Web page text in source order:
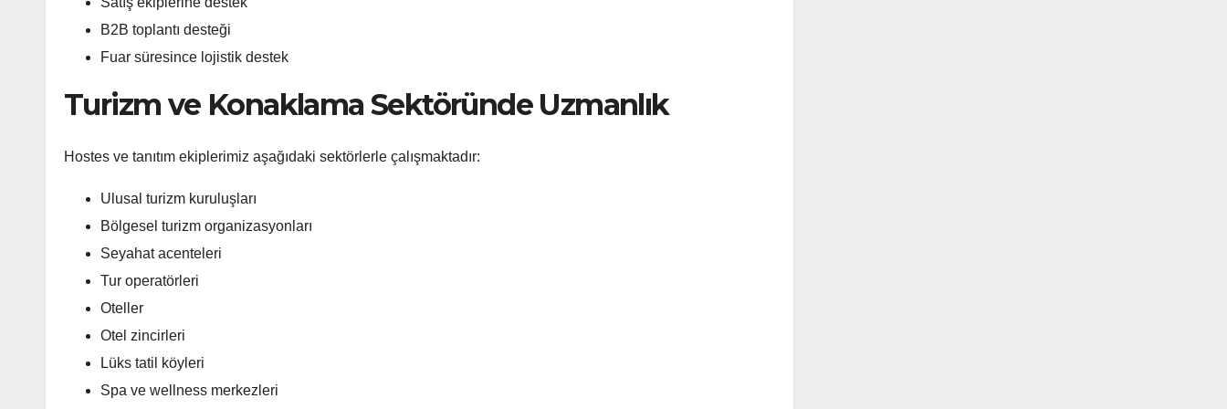
B2B toplantı desteği
Fuar süresince lojistik destek
Turizm ve Konaklama Sektöründe Uzmanlık
Hostes ve tanıtım ekiplerimiz aşağıdaki sektörlerle çalışmaktadır:
Ulusal turizm kuruluşları
Bölgesel turizm organizasyonları
Seyahat acenteleri
Tur operatörleri
Oteller
Otel zincirleri
Lüks tatil köyleri
Spa ve wellness merkezleri